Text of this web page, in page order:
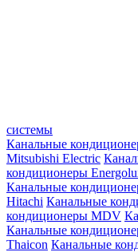
системы
Канальные
Mitsubishi Electric
кондиционеры
Канальные
Hitachi Канальные
кондиционеры MDV
Канальные
Thaicon Канальные